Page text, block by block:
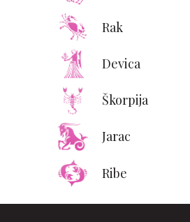
Rak
Devica
Škorpija
Jarac
Ribe